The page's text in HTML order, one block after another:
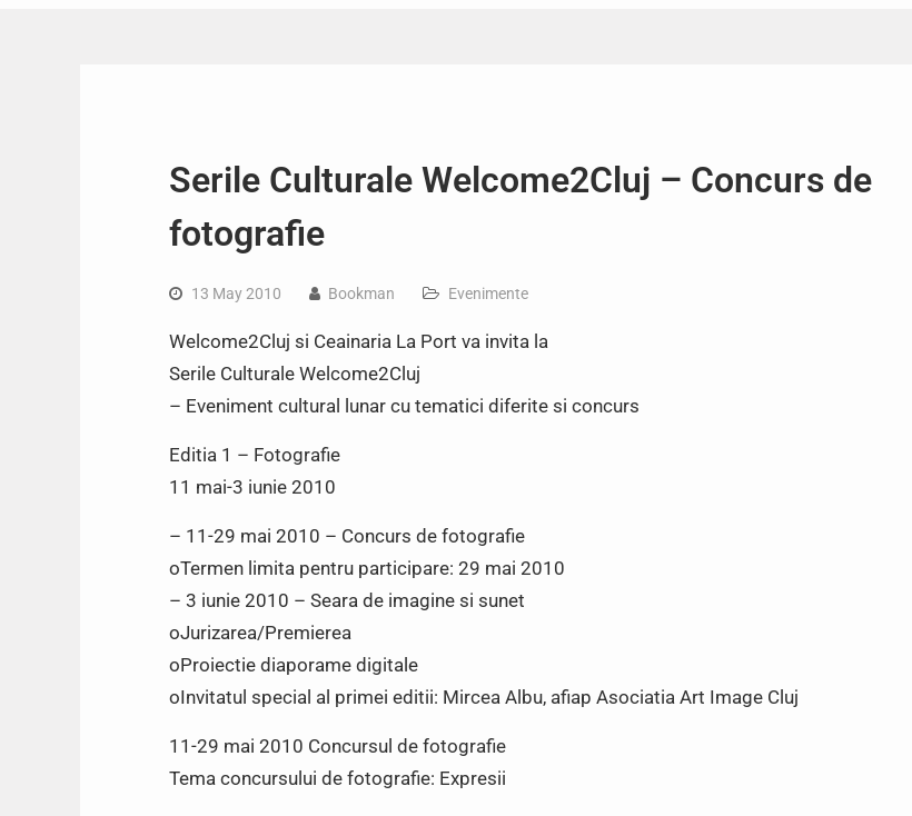
Serile Culturale Welcome2Cluj – Concurs de
fotografie
13 May 2010 Bookman Evenimente
Welcome2Cluj si Ceainaria La Port va invita la
Serile Culturale Welcome2Cluj
– Eveniment cultural lunar cu tematici diferite si concurs
Editia 1 – Fotografie
11 mai-3 iunie 2010
– 11-29 mai 2010 – Concurs de fotografie
oTermen limita pentru participare: 29 mai 2010
– 3 iunie 2010 – Seara de imagine si sunet
oJurizarea/Premierea
oProiectie diaporame digitale
oInvitatul special al primei editii: Mircea Albu, afiap Asociatia Art Image Cluj
11-29 mai 2010 Concursul de fotografie
Tema concursului de fotografie: Expresii